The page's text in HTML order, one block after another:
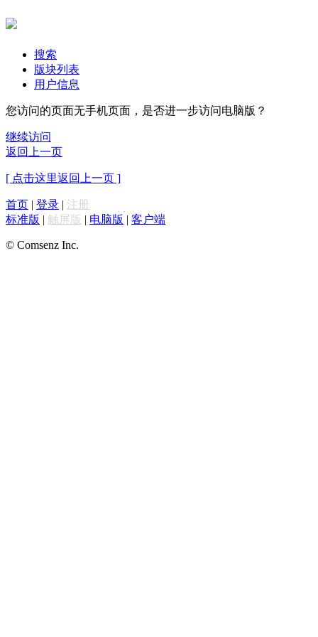
搜索
版块列表
用户信息
您访问的页面无手机页面，是否进一步访问电脑版？
继续访问
返回上一页
[ 点击这里返回上一页 ]
首页 | 登录 | 注册
标准版 | 触屏版 | 电脑版 | 客户端
© Comsenz Inc.